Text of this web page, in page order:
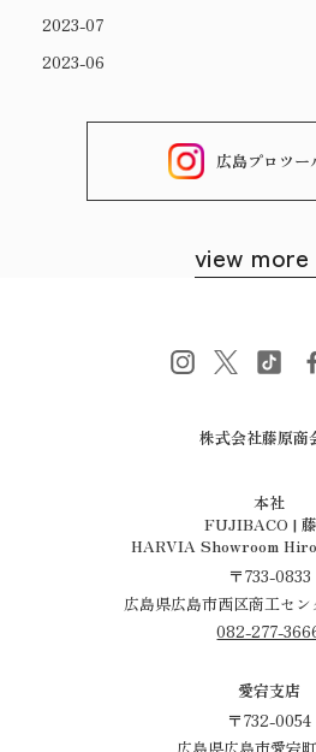
2023-07
2023-06
広島プロツー
view more
株式会社藤原商
​​​​​​​本社
FUJIBACO |
HARVIA Showroom
〒733-0833
広島県広島市西区商工セ
082-277-
愛宕支店
〒732-0054